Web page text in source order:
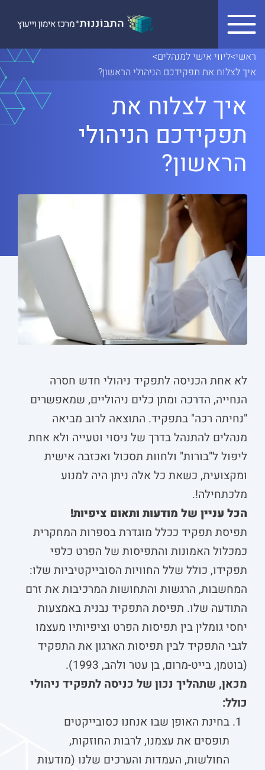
ראשי>ליווי אישי למנהלים>
איך לצלוח את תפקידכם הניהולי הראשון?
איך לצלוח את
תפקידכם הניהולי
הראשון?
לא אחת הכניסה לתפקיד ניהולי חדש חסרה
הנחייה, הדרכה ומתן כלים ניהוליים, שמאפשרים
"נחיתה רכה" בתפקיד. התוצאה לרוב מביאה
מנהלים להתנהל בדרך של ניסוי וטעייה ולא אחת
ליפול ל"בורות" ולחוות תסכול ואכזבה אישית
ומקצועית, כשאת כל אלה ניתן היה למנוע
מלכתחילה!.
הכל עניין של מודעות ותאום ציפיות!
תפיסת תפקיד ככלל מוגדרת בספרות המחקרית
כמכלול האמונות והתפיסות של הפרט כלפי
תפקידו, כולל שלל החוויות הסובייקטיביות שלו:
המחשבות, הרגשות והתחושות המרכיבות את זרם
התודעה שלו. תפיסת התפקיד נבנית באמצעות
יחסי גומלין בין תפיסות הפרט וציפיותיו מעצמו
לגבי התפקיד לבין תפיסות הארגון את התפקיד
(בוטמן, בייט-מרום, בן עטר ולהב, 1993).
מכאן, שתהליך נכון של כניסה לתפקיד ניהולי
כולל:
בחינת האופן שבו אנחנו כסובייקטים
תופסים את עצמנו, לרבות החוזקות,
החולשות, העמדות והערכים שלנו (מודעות